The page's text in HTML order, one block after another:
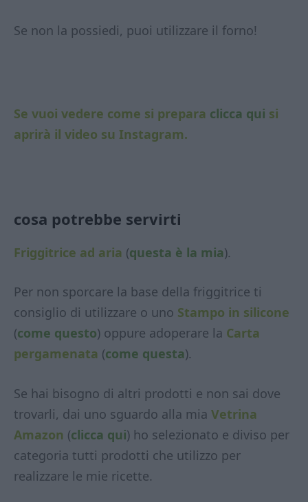
Se non la possiedi, puoi utilizzare il forno!
Se vuoi vedere come si prepara clicca qui si
aprirà il video su Instagram.
cosa potrebbe servirti
Friggitrice ad aria (questa è la mia).
Per non sporcare la base della friggitrice ti
consiglio di utilizzare o uno Stampo in silicone
(come questo) oppure adoperare la Carta
pergamenata (come questa).
Se hai bisogno di altri prodotti e non sai dove
trovarli, dai uno sguardo alla mia Vetrina
Amazon (clicca qui) ho selezionato e diviso per
categoria tutti prodotti che utilizzo per
realizzare le mie ricette.